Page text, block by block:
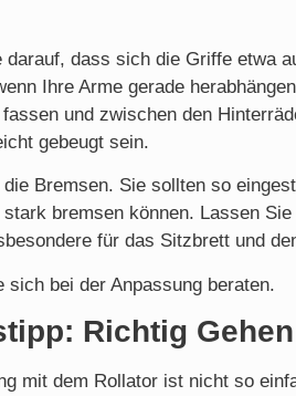
darauf, dass sich die Griffe etwa
Ihre Arme gerade
und zwischen den
gebeugt sein.
die Bremsen. Sie sollten so
bremsen können. Lassen
für das Sitzbrett und
sich bei der Anpassung beraten.
Richtig
mit dem Rollator ist nicht so